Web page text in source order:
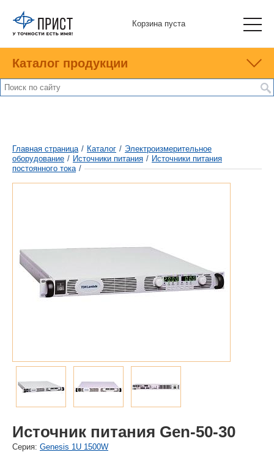
Корзина пуста
Каталог продукции
Главная страница / Каталог / Электроизмерительное
оборудование / Источники питания / Источники питания
постоянного тока /
Источник питания Gen-50-30
Cерия: Genesis 1U 1500W